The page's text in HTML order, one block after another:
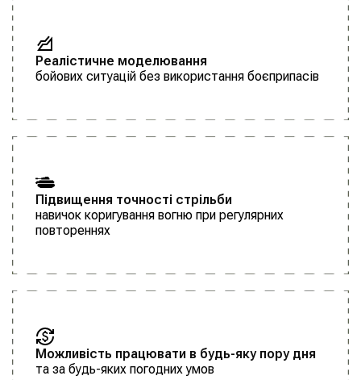
Реалістичне моделювання
бойових ситуацій без використання боєприпасів
Підвищення точності стрільби
навичок коригування вогню при регулярних
повтореннях
Можливість працювати в будь-яку пору дня
та за будь-яких погодних умов